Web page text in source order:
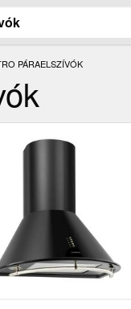
PÁRAELSZÍVÓK